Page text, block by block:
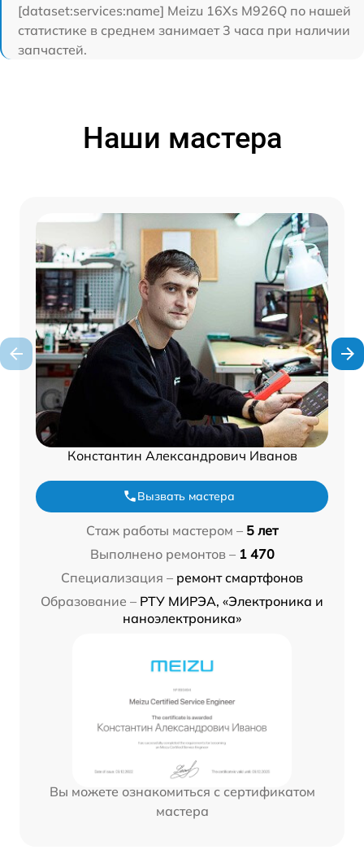
[dataset:services:name] Meizu 16Xs M926Q по нашей
статистике в среднем занимает 3 часа при наличии
запчастей.
Наши мастера
Константин Александрович Иванов
Вызвать мастера
Стаж работы мастером – 5 лет
Выполнено ремонтов – 1 470
Специализация – ремонт смартфонов
Образование – РТУ МИРЭА, «Электроника и
наноэлектроника»
Вы можете ознакомиться с сертификатом
мастера